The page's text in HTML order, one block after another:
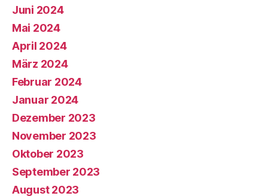
Juni 2024
Mai 2024
April 2024
März 2024
Februar 2024
Januar 2024
Dezember 2023
November 2023
Oktober 2023
September 2023
August 2023